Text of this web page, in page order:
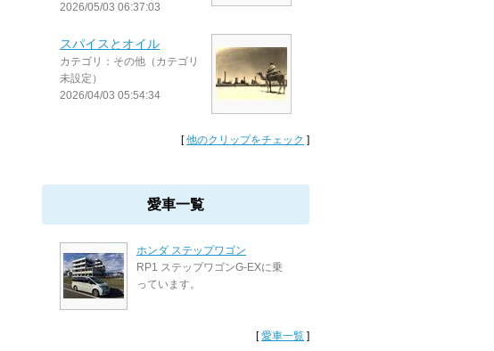
2026/05/03 06:37:03
スパイスとオイル
カテゴリ：その他（カテゴリ
未設定）
2026/04/03 05:54:34
[他のクリップをチェック ]
愛車一覧
ホンダ ステップワゴン
RP1 ステップワゴンG-EXに乗
っています。
[愛車一覧 ]